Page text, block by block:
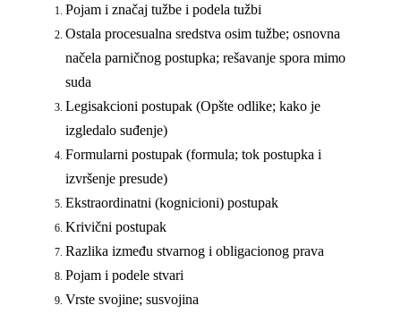
Pojam i značaj tužbe i podela tužbi
Ostala procesualna sredstva osim tužbe; osnovna
načela parničnog postupka; rešavanje spora mimo
suda
Legisakcioni postupak (Opšte odlike; kako je
izgledalo suđenje)
Formularni postupak (formula; tok postupka i
izvršenje presude)
Ekstraordinatni (kognicioni) postupak
Krivični postupak
Razlika između stvarnog i obligacionog prava
Pojam i podele stvari
Vrste svojine; susvojina